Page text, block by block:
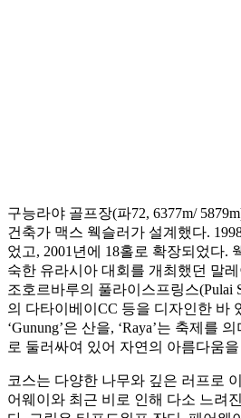
구능라야 골프장(파72, 6377m/
건축가 맥스 웩슬러가 설계했다.
었고, 2001년에 18홀로 확장되었다.
숙한 유라시아 대회를 개최했던 말
조호르바루의 풀라이스프링스(Pulai
의 다타이베이CC 등을 디자인한 바
‘Gunung’은 산을, ‘Raya’는 축제를
로 둘러싸여 있어 자연의 아름다움
코스는 다양한 나무와 깊은 러프로
어웨이와 최근 비로 인해 다소 느려